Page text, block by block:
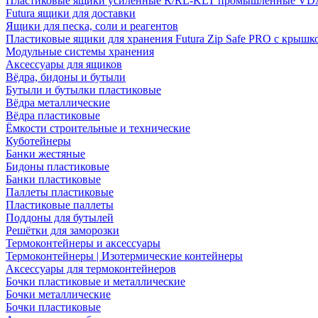
Futura ящики для доставки
Ящики для песка, соли и реагентов
Пластиковые ящики для хранения Futura Zip Safe PRO с
Модульные системы хранения
Аксессуары для ящиков
Вёдра, бидоны и бутыли
Бутыли и бутылки пластиковые
Вёдра металлические
Вёдра пластиковые
Ёмкости строительные и технические
Куботейнеры
Банки жестяные
Бидоны пластиковые
Банки пластиковые
Паллеты пластиковые
Пластиковые паллеты
Поддоны для бутылей
Решётки для заморозки
Термоконтейнеры и аксессуары
Термоконтейнеры | Изотермические контейнеры
Аксессуары для термоконтейнеров
Бочки пластиковые и металлические
Бочки металлические
Бочки пластиковые